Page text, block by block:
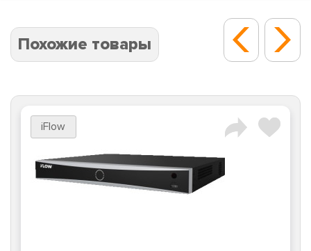
Похожие товары
iFlow